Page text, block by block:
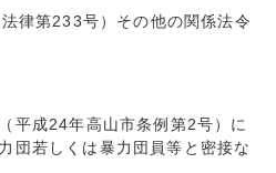
律第233号）その他の関係法令
平成24年高山市条例第2号）に
団若しくは暴力団員等と密接な